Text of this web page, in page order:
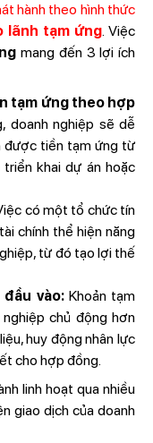
hành theo hình thức
lãnh tạm ứng. Việc
mang đến 3 lợi ích
tạm ứng theo hợp
doanh nghiệp sẽ dễ
được tiền tạm ứng từ
khai dự án hoặc
có một tổ chức tín
chính thể hiện năng
từ đó tạo lợi thế
vào:Khoản tạm
chủ động hơn
huy động nhân lực
cho hợp đồng.
linh hoạt qua nhiều
giao dịch của doanh